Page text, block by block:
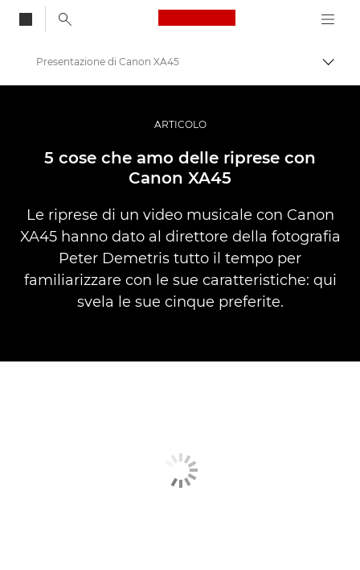
Canon Logo, back
Fotografia e video professionali
Storie
Presentazione di Canon XA45
ARTICOLO
5 cose che amo delle riprese con
Canon XA45
Le riprese di un video musicale con Canon
XA45 hanno dato al direttore della fotografia
Peter Demetris tutto il tempo per
familiarizzare con le sue caratteristiche: qui
svela le sue cinque preferite.